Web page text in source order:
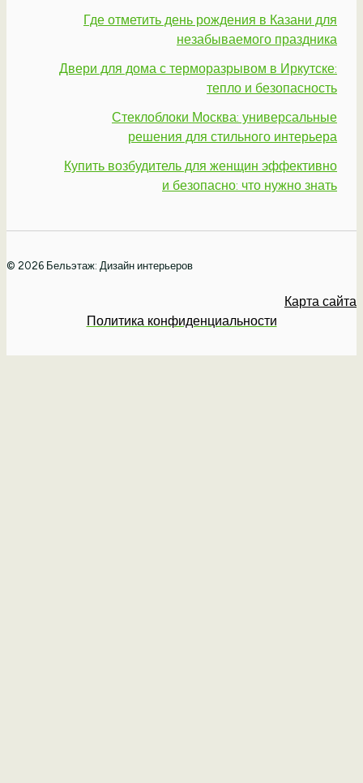
Где отметить день рождения в Казани для
незабываемого праздника
Двери для дома с терморазрывом в Иркутске:
тепло и безопасность
Стеклоблоки Москва: универсальные
решения для стильного интерьера
Купить возбудитель для женщин эффективно
и безопасно: что нужно знать
© 2026 Бельэтаж: Дизайн интерьеров
Карта сайта
Политика конфиденциальности